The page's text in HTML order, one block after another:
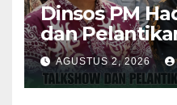
Dinsos PM
dan
Pramuka Anti
Tarakan
AGUSTUS 2, 2026